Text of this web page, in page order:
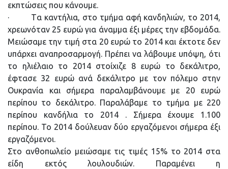
εκπτώσεις που κάνουμε.
· Tα καντήλια, στο τμήμα αφή κανδηλιών, το 2014,
χρεωνόταν 25 ευρώ για άναμμα έξι μέρες την εβδομάδα.
Μειώσαμε την τιμή στα 20 ευρώ το 2014 και έκτοτε δεν
υπάρχει αναπροσαρμογή. Πρέπει να λάβουμε υπόψη, ότι
το ηλιέλαιο το 2014 στοίχιζε 8 ευρώ το δεκάλιτρο,
έφτασε 32 ευρώ ανά δεκάλιτρο με τον πόλεμο στην
Ουκρανία και σήμερα παραλαμβάνουμε με 20 ευρώ
περίπου το δεκάλιτρο. Παραλάβαμε το τμήμα με 220
περίπου κανδήλια το 2014 . Σήμερα έχουμε 1.100
περίπου. Το 2014 δούλευαν δύο εργαζόμενοι σήμερα έξι
εργαζόμενοι.
Στο ανθοπωλείο μειώσαμε τις τιμές 15% το 2014 στα
είδη εκτός λουλουδιών. Παραμένει η